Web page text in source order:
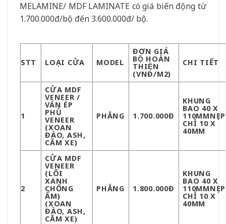
MELAMINE/ MDF LAMINATE có giá biến động từ
1.700.000đ/bộ đến 3.600.000đ/ bộ.
STT LOẠI CỬA MODEL
ĐƠN GIÁ
BỘ HOÀN
THIỆN
(VNĐ/M2)
CHI TIẾT
1
CỬA MDF
VENEER /
VÁN ÉP
PHỦ
VENEER
(XOAN
ĐÀO, ASH,
CĂM XE)
PHẲNG 1.700.000Đ
KHUNG
BAO 40 X
110MMNẸP
CHỈ 10 X
40MM
2
CỬA MDF
VENEER
(LÕI
XANH
CHỐNG
ẨM)
(XOAN
ĐÀO, ASH,
CĂM XE)
PHẲNG 1.800.000Đ
KHUNG
BAO 40 X
110MMNẸP
CHỈ 10 X
40MM